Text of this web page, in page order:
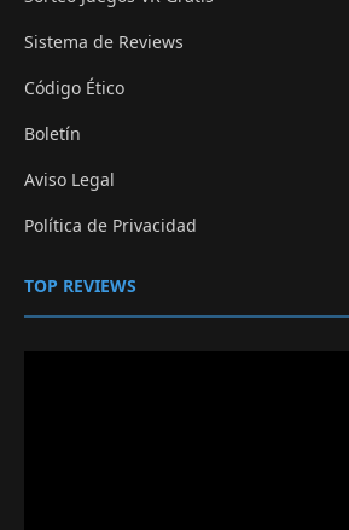
Sistema de Reviews
Código Ético
Boletín
Aviso Legal
Política de Privacidad
TOP REVIEWS